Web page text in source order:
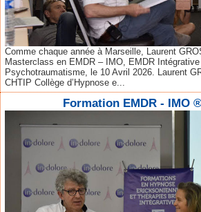
Comme chaque année à Marseille, Laurent
Masterclass en EMDR – IMO, EMDR
Psychotraumatisme, le 10 Avril 2026. Laurent
CHTIP Collège d’Hypnose e...
Formation EMDR - IMO